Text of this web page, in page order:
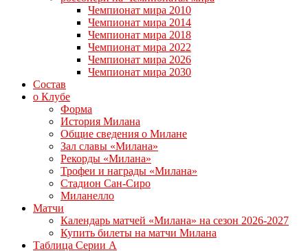
Чемпионат мира 2010
Чемпионат мира 2014
Чемпионат мира 2018
Чемпионат мира 2022
Чемпионат мира 2026
Чемпионат мира 2030
Состав
о Клубе
Форма
История Милана
Общие сведения о Милане
Зал славы «Милана»
Рекорды «Милана»
Трофеи и награды «Милана»
Стадион Сан-Сиро
Миланелло
Матчи
Календарь матчей «Милана» на сезон 2026-2027
Купить билеты на матчи Милана
Таблица Серии А